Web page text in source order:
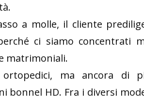
a molle, il cliente
ci siamo concentrati
matrimoniali.
ma ancora di
bonnel HD. Fra i diversi